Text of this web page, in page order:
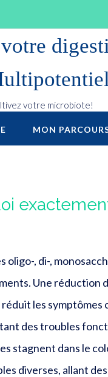
votre microbiote!
MON
oligo-, di-,
Une réduction
les symptômes
des troubles
stagnent dans le
diverses, allant